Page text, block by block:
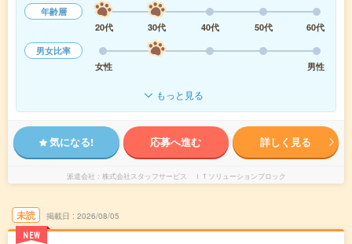
年齢層
20代
30代 40代 50代
60代
男女比率
女性
男性
もっと見る
気になる! 応募へ進む 詳しく見る
派遣会社 株式会社スタッフサービス ＩＴソリューションブロック
未読
NEW
掲載日 2026/08/05